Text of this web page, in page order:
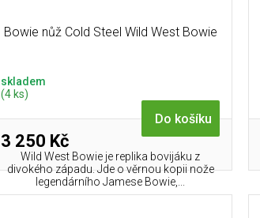
Bowie nůž Cold Steel Wild West Bowie
skladem
(4 ks)
3 250 Kč
Do košíku
Wild West Bowie je replika bovijáku z
divokého západu. Jde o věrnou kopii nože
legendárního Jamese Bowie,...